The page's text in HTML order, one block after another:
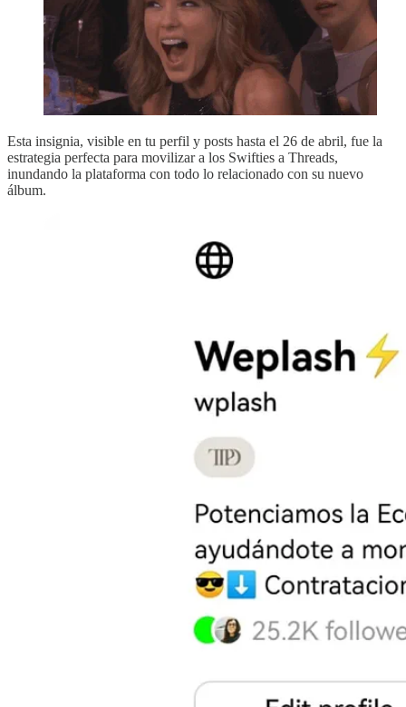
Esta insignia, visible en tu perfil y posts hasta el 26 de abril, fue la
estrategia perfecta para movilizar a los Swifties a Threads,
inundando la plataforma con todo lo relacionado con su nuevo
álbum.